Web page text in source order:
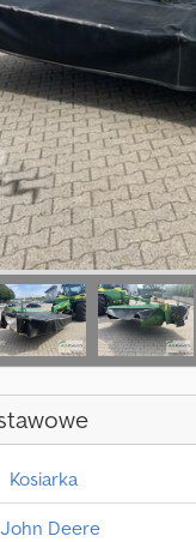
Kosiarka
John Deere